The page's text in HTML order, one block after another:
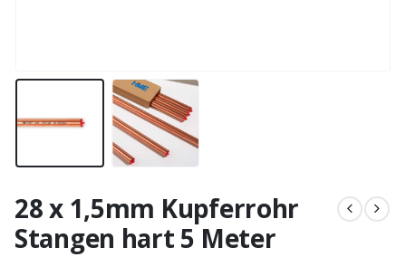
28 x 1,5mm Kupferrohr
Stangen hart 5 Meter